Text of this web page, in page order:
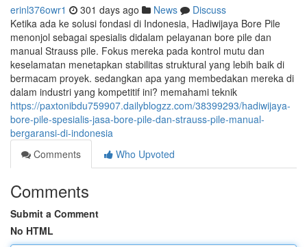
erinl376owr1 301 days ago News
Discuss
Ketika ada ke solusi fondasi di Indonesia, Hadiwijaya Bore Pile
menonjol sebagai spesialis didalam pelayanan bore pile dan
manual Strauss pile. Fokus mereka pada kontrol mutu dan
keselamatan menetapkan stabilitas struktural yang lebih baik di
bermacam proyek. sedangkan apa yang membedakan mereka di
dalam industri yang kompetitif ini? memahami teknik
https://paxtonibdu759907.dailyblogzz.com/38399293/hadiwijaya-
bore-pile-spesialis-jasa-bore-pile-dan-strauss-pile-manual-
bergaransi-di-indonesia
Comments
Who Upvoted
Comments
Submit a Comment
No HTML